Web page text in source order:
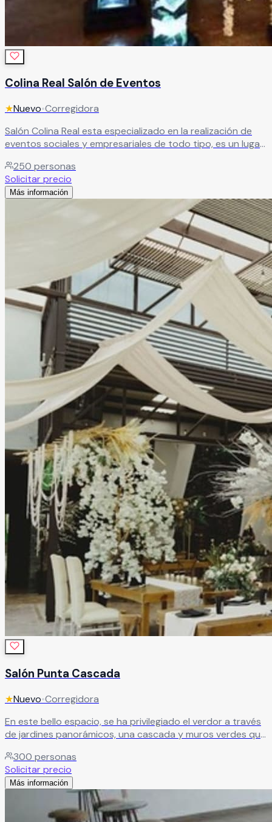
Colina Real Salón de Eventos
★Nuevo•Corregidora
Salón Colina Real esta especializado en la realización de
eventos sociales y empresariales de todo tipo, es un lugar
de ensueño. Encontrarán no solo un espacio romántico y
de buen gusto, si no, un lugar ideal para eventos
especiales, ya que cuenta con vista panorámica a la
ciudad y un excelente servicio que lograrán que su evento
sea todo un éxito, mientras ustedes lo disfrutan en
compañía de familiares y amigos.Leer más
250 personas
Solicitar precio
Más información
Salón Punta Cascada
★Nuevo•Corregidora
En este bello espacio, se ha privilegiado el verdor a través
de jardines panorámicos, una cascada y muros verdes que
vanguardista y la versatilidad de sus instalaciones les
permitirán disfrutar de un evento inolvidable. El cambio de
estación hace sentir el paso del tiempo.
300 personas
Solicitar precio
Más información